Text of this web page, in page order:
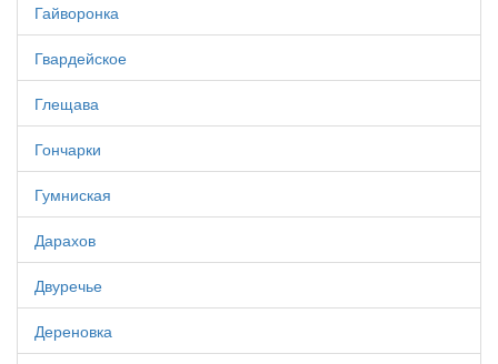
Гайворонка
Гвардейское
Глещава
Гончарки
Гумниская
Дарахов
Двуречье
Дереновка